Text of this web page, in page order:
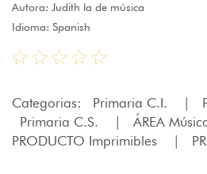
Autora: Judith la de música
Idioma: Spanish
Categorias: Primaria C.I.
Primaria C.S.
ÁREA
PRODUCTO Imprimibles